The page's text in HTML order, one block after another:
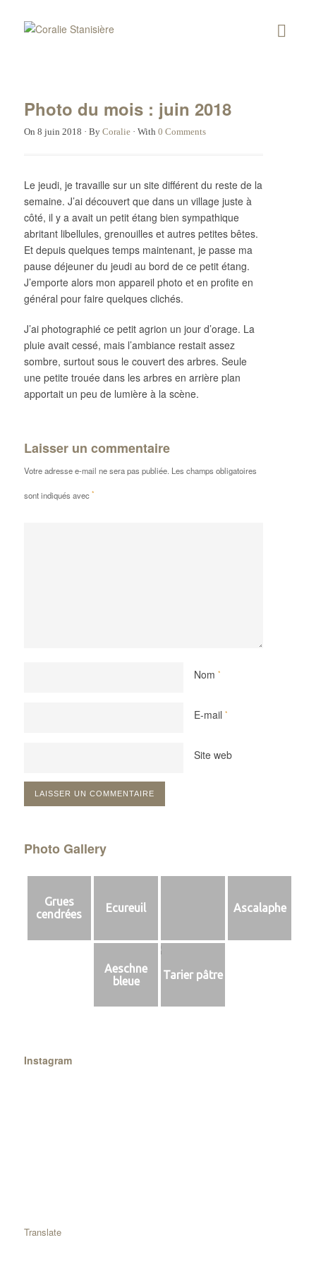
Photo du mois : juin 2018
On 8 juin 2018 · By Coralie· With 0 Comments
Le jeudi, je travaille sur un site différent du reste de la
semaine. J’ai découvert que dans un village juste à
côté, il y a avait un petit étang bien sympathique
abritant libellules, grenouilles et autres petites bêtes.
Et depuis quelques temps maintenant, je passe ma
pause déjeuner du jeudi au bord de ce petit étang.
J’emporte alors mon appareil photo et en profite en
général pour faire quelques clichés.
J’ai photographié ce petit agrion un jour d’orage. La
pluie avait cessé, mais l’ambiance restait assez
sombre, surtout sous le couvert des arbres. Seule
une petite trouée dans les arbres en arrière plan
apportait un peu de lumière à la scène.
Laisser un commentaire
Votre adresse e-mail ne sera pas publiée. Les champs obligatoires
sont indiqués avec *
Nom *
E-mail *
Site web
Photo Gallery
Grues
cendrées
Ecureuil Ascalaphe
Aeschne
bleue
Tarier pâtre
Instagram
Translate